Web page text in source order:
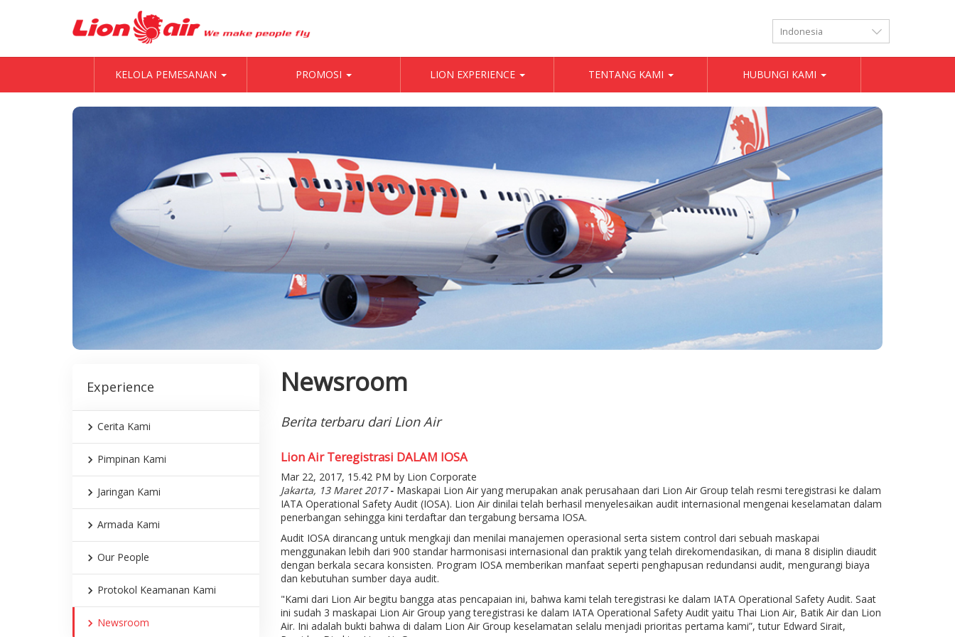
KELOLA PEMESANAN PROMOSI LION EXPERIENCE TENTANG KAMI HUBUNGI KAMI
Experience
Cerita Kami
Pimpinan Kami
Jaringan Kami
Armada Kami
Our People
Protokol Keamanan Kami
Newsroom
Newsroom
Berita terbaru dari Lion Air
Lion Air Teregistrasi DALAM IOSA
Mar 22, 2017, 15.42 PM by Lion Corporate
Jakarta, 13 Maret 2017- Maskapai Lion Air yang merupakan anak perusahaan dari Lion Air Group telah resmi teregistrasi ke dalam
IATA Operational Safety Audit (IOSA). Lion Air dinilai telah berhasil menyelesaikan audit internasional mengenai keselamatan dalam
penerbangan sehingga kini terdaftar dan tergabung bersama IOSA.
Audit IOSA dirancang untuk mengkaji dan menilai manajemen operasional serta sistem control dari sebuah maskapai
menggunakan lebih dari 900 standar harmonisasi internasional dan praktik yang telah direkomendasikan, di mana 8 disiplin diaudit
dengan berkala secara konsisten. Program IOSA memberikan manfaat seperti penghapusan redundansi audit, mengurangi biaya
dan kebutuhan sumber daya audit.
"Kami dari Lion Air begitu bangga atas pencapaian ini, bahwa kami telah teregistrasi ke dalam IATA Operational Safety Audit. Saat
ini sudah 3 maskapai Lion Air Group yang teregistrasi ke dalam IATA Operational Safety Audit yaitu Thai Lion Air, Batik Air dan Lion
Air. Ini adalah bukti bahwa di dalam Lion Air Group keselamatan selalu menjadi prioritas pertama kami”, tutur Edward Sirait,